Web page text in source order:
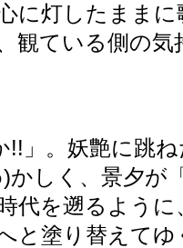
に灯したまま
観ている側の気
!! 」。妖艶に跳
)かしく、景夕が
代を遡るよう
と塗り替えてゆ